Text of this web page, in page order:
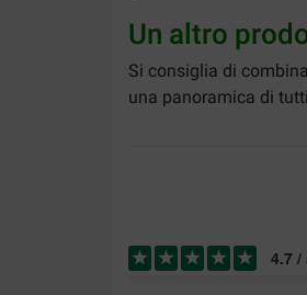
Un altro
Si consiglia di
una panoramica di
4.7 /